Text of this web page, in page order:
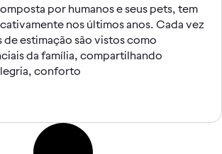
por humanos e seus pets, tem
nos últimos anos. Cada vez
de estimação são vistos como
da família, compartilhando
conforto